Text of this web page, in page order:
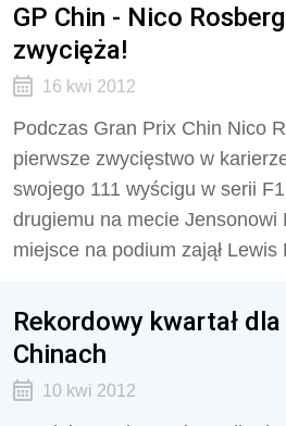
GP Chin - Nico
zwycięża!
16 kwi 2012
Podczas Gran Prix Chin Nico
pierwsze zwycięstwo w
swojego 111 wyścigu w serii
drugiemu na mecie Jensonowi
miejsce na podium zajął Lewis
Rekordowy kwartał
Chinach
10 kwi 2012